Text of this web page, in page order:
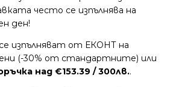
често се изпълнява на
ден!
изпълняват от ЕКОНТ на
(-30% от стандартните) или
над €153.39 / 300лв..